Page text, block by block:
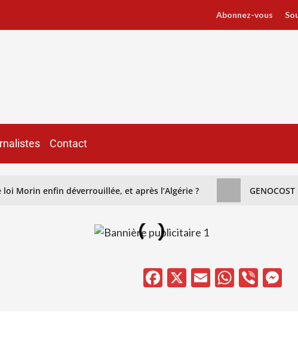
Abonnez-vous
Contact
loi Morin enfin déverrouillée, et après l’Algérie ?
Facebook
X Email Viber